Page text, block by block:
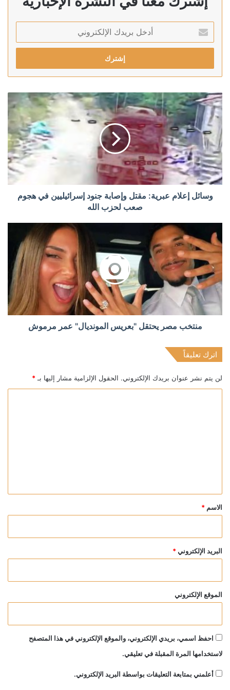
بريدك
الإلكتروني
وسائل إعلام عبرية: مقتل وإصابة جنود إسرائيليين في هجوم
صعب لحزب الله
منتخب مصر يحتقل "بعريس المونديال" عمر مرموش
اترك تعليقاً
لن يتم نشر عنوان بريدك الإلكتروني. الحقول الإلزامية مشار إليها بـ *
*
الاسم *
البريد الإلكتروني *
الموقع الإلكتروني
احفظ اسمي، بريدي الإلكتروني، والموقع الإلكتروني في هذا المتصفح
لاستخدامها المرة المقبلة في تعليقي.
أعلمني بمتابعة التعليقات بواسطة البريد الإلكتروني.